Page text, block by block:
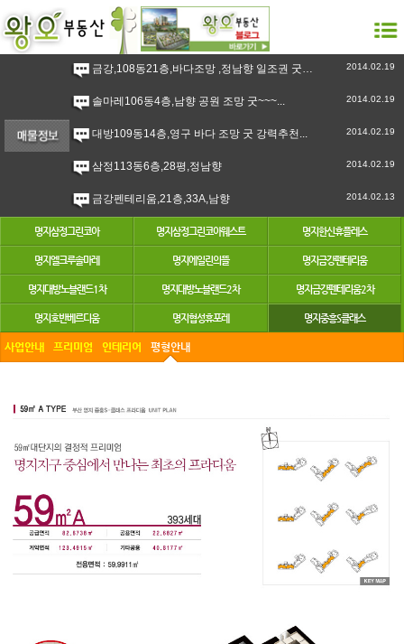
금강,108동21층,바다조망 ,정남향 일조권 굿 강력추천``~... 2014.02.19
솔마레106동4층,남향 공원 조망 굿~~~... 2014.02.19
대방109동14층,영구 바다 조망 굿 강력추천... 2014.02.19
삼정113동6층,28평,정남향 2014.02.19
금강펜테리움,21층,33A,남향 2014.02.13
명지삼정그린코아 명지삼정그린코아웨스트 명지한신휴플레스
명지엘크루솔마레 명지에일린의뜰 명지금강펜테리움
명지대방노블랜드1차 명지대방노블랜드2차 명지금강펜테리움2차
명지호반베르디움 명지협성휴포레 명지중흥S클래스
사업안내 프리미엄 인테리어 평형안내